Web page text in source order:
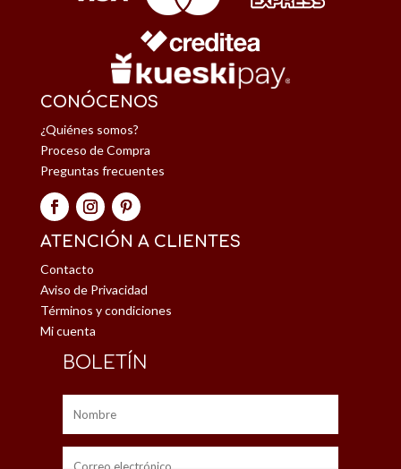
CONÓCENOS
¿Quiénes somos?
Proceso de Compra
Preguntas frecuentes
ATENCIÓN A CLIENTES
Contacto
Aviso de Privacidad
Términos y condiciones
Mi cuenta
BOLETÍN